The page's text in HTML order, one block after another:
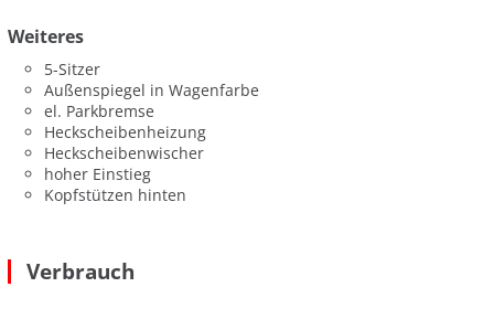
Weiteres
5-Sitzer
Außenspiegel in Wagenfarbe
el. Parkbremse
Heckscheibenheizung
Heckscheibenwischer
hoher Einstieg
Kopfstützen hinten
Verbrauch